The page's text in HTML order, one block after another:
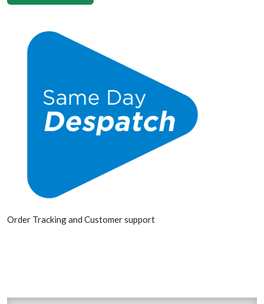
Order Tracking and Customer support